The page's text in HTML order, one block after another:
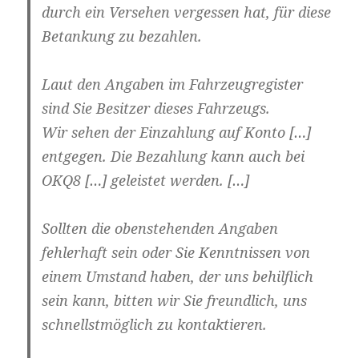
durch ein Versehen vergessen hat, für diese
Betankung zu bezahlen.
Laut den Angaben im Fahrzeugregister
sind Sie Besitzer dieses Fahrzeugs.
Wir sehen der Einzahlung auf Konto […]
entgegen. Die Bezahlung kann auch bei
OKQ8 […] geleistet werden. […]
Sollten die obenstehenden Angaben
fehlerhaft sein oder Sie Kenntnissen von
einem Umstand haben, der uns behilflich
sein kann, bitten wir Sie freundlich, uns
schnellstmöglich zu kontaktieren.